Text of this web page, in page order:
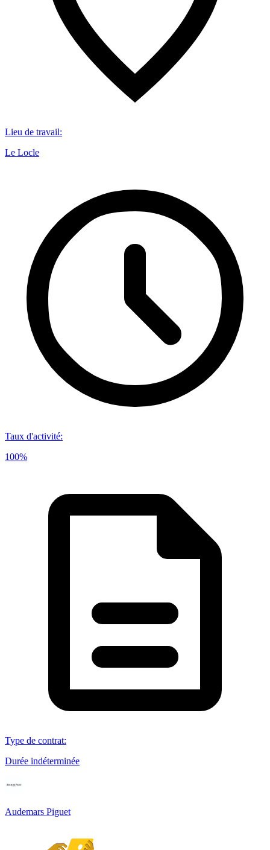
Lieu de travail:
Le Locle
Taux d'activité:
100%
Type de contrat:
Durée indéterminée
Audemars Piguet